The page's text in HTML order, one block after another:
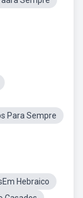
Para Sempre
Hebraico